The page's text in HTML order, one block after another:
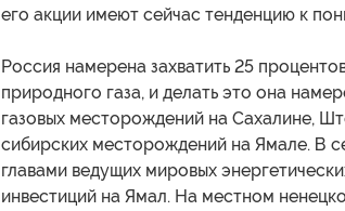
его акции имеют сейчас тенденцию к
Россия намерена захватить 25
природного газа, и делать это она
газовых месторождений на Сахалине,
сибирских месторождений на Ямале. В
главами ведущих мировых
инвестиций на Ямал. На местном